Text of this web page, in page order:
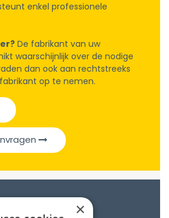
enkel professionele
De fabrikant van uw
waarschijnlijk over de nodige
dan ook aan rechtstreeks
op te nemen.
×